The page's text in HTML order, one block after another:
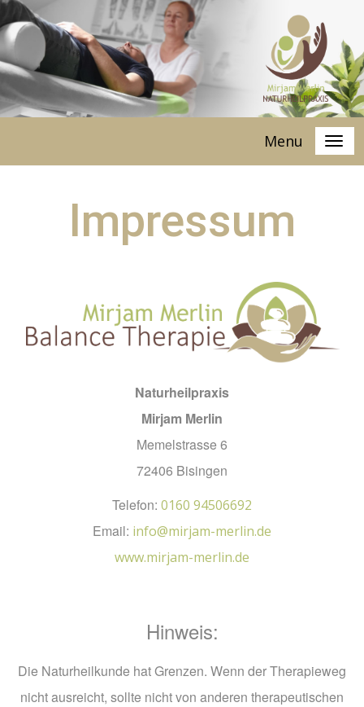
Menu
Impressum
Naturheilpraxis
Mirjam Merlin
Memelstrasse 6
72406 Bisingen
Telefon: 0160 94506692
Email: info@mirjam-merlin.de
www.mirjam-merlin.de
Hinweis:
Die Naturheilkunde hat Grenzen. Wenn der Therapieweg
nicht ausreicht, sollte nicht von anderen therapeutischen